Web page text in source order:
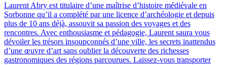
Laurent Abry est titulaire d’une maîtrise d’histoire médiévale en
Sorbonne qu’il a complété par une licence d’archéologie et depuis
plus de 10 ans déjà, assouvit sa passion des voyages et des
rencontres. Avec enthousiasme et pédagogie, Laurent saura vous
dévoiler les trésors insoupçonnés d’une ville, les secrets inattendus
d’une œuvre d’art sans oublier la découverte des richesses
gastronomiques des régions parcourues. Laissez-vous transporter